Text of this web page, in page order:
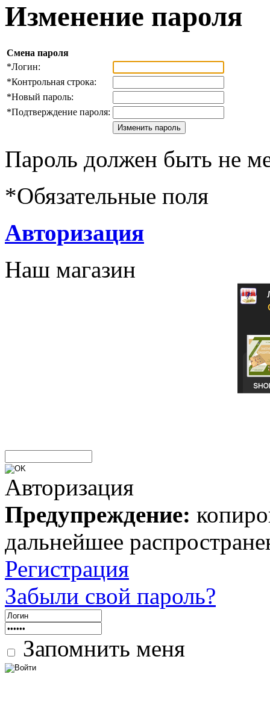
Изменение пароля
Смена пароля
*Логин:
*Контрольная строка:
*Новый пароль:
*Подтверждение пароля:
Пароль должен быть не
*Обязательные поля
Авторизация
Наш магазин
Авторизация
Предупреждение:
дальнейшее
Регистрация
Забыли свой пароль?
Запомнить меня